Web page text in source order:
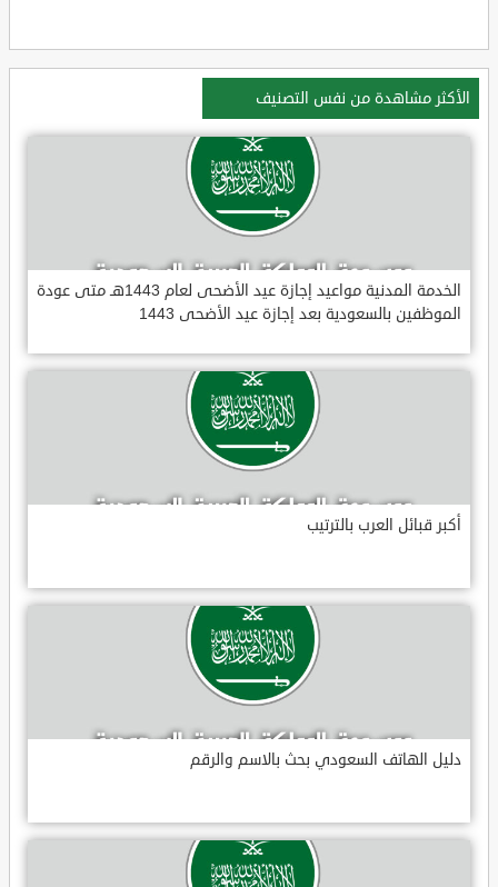
الأكثر مشاهدة من نفس التصنيف
الخدمة المدنية مواعيد إجازة عيد الأضحى لعام 1443هـ متى عودة
الموظفين بالسعودية بعد إجازة عيد الأضحى 1443
أكبر قبائل العرب بالترتيب
دليل الهاتف السعودي بحث بالاسم والرقم